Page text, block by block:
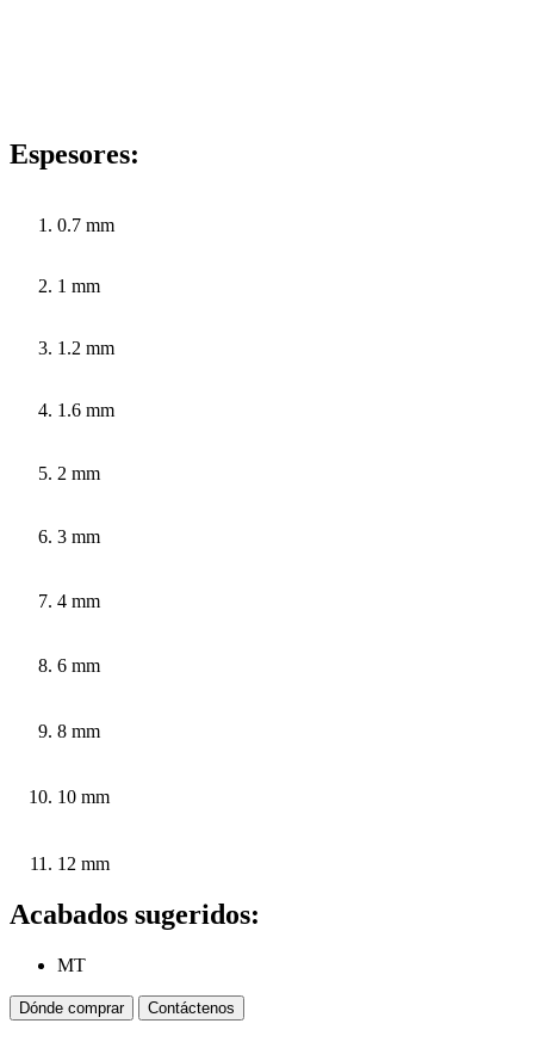
Espesores:
0.7 mm
1 mm
1.2 mm
1.6 mm
2 mm
3 mm
4 mm
6 mm
8 mm
10 mm
12 mm
Acabados sugeridos:
MT
Dónde comprar Contáctenos